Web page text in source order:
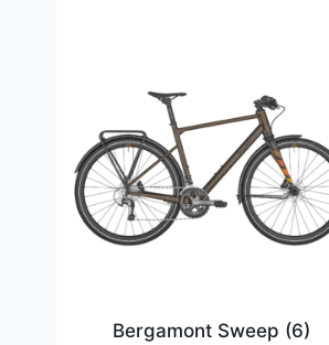
Bergamont Sweep (6)